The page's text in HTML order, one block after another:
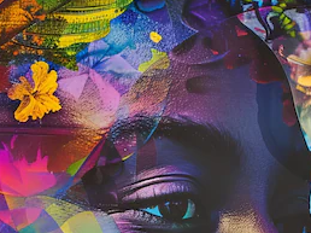
Produtos
Spaces
Assistente de IA
Gerador de
imagens
Começar
Academy
Termos e